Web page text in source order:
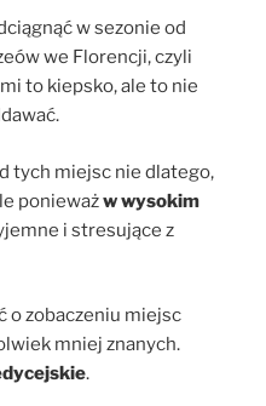
w sezonie od
we Florencji, czyli
to kiepsko, ale to nie
tych miejsc nie dlatego,
ponieważw wysokim
i stresujące z
o zobaczeniu miejsc
mniej znanych.
.